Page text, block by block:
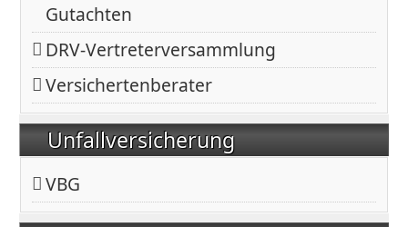
Gutachten
DRV-Vertreterversammlung
Versichertenberater
Unfallversicherung
VBG